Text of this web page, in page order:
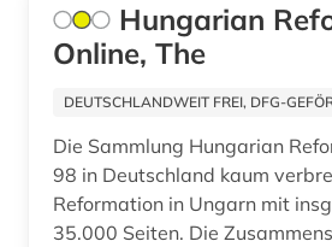
bibliograpie (1)
bibliometrie (2)
Hungarian
Online, The
DEUTSCHLANDWEIT FREI, DFG-
Die Sammlung Hungarian
98 in Deutschland kaum
Reformation in Ungarn mit
35.000 Seiten. Die